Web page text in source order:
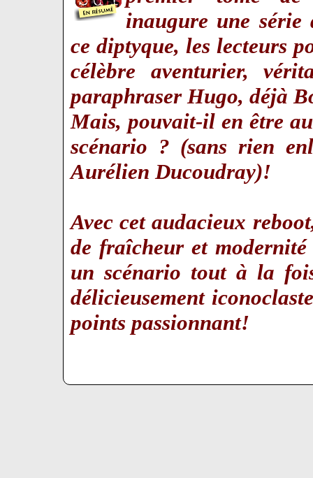
inaugure une série
ce diptyque, les lecteurs
célèbre aventurier,
paraphraser Hugo, déjà
Mais, pouvait-il en être
scénario ? (sans rien
Aurélien Ducoudray)!
Avec cet audacieux
de fraîcheur et
un scénario tout à la
délicieusement
points passionnant!